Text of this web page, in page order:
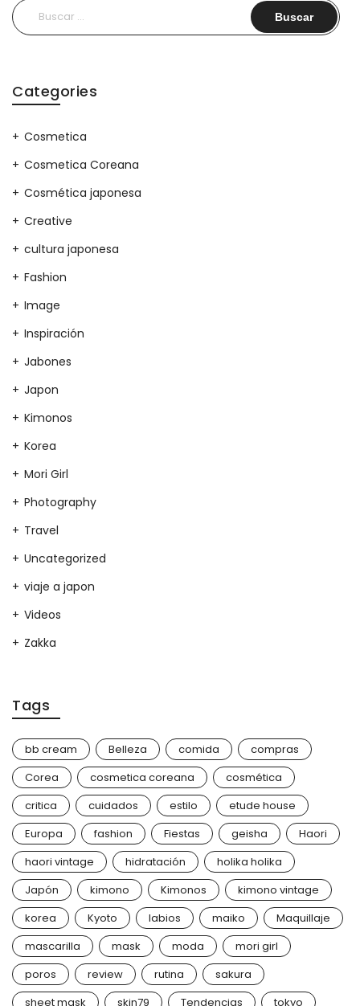
Buscar:
Categories
Cosmetica
Cosmetica Coreana
Cosmética japonesa
Creative
cultura japonesa
Fashion
Image
Inspiración
Jabones
Japon
Kimonos
Korea
Mori Girl
Photography
Travel
Uncategorized
viaje a japon
Videos
Zakka
Tags
bb cream Belleza comida
compras
Corea
cosmetica coreana
cosmética
critica
cuidados estilo
etude house
Europa
fashion Fiestas geisha
Haori
haori vintage
hidratación
holika holika
Japón
kimono Kimonos
kimono vintage
korea
Kyoto labios maiko
Maquillaje
mascarilla
mask moda
mori girl
poros
review rutina
sakura
sheet mask
skin79 Tendencias tokyo